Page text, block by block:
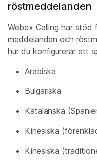
röstmeddelanden
Webex Calling har
meddelanden och
hur du konfigurerar ett
Arabiska
Bulgariska
Katalanska
Kinesiska
Kinesiska